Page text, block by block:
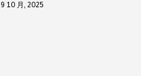
9 10 月, 2025